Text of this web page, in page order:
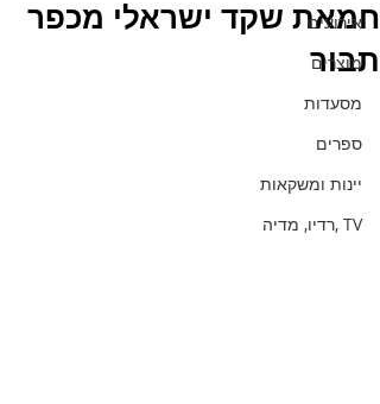
אירועים
מוצרים
מסעדות
ספרים
יינות ומשקאות
TV ,רדיו, מדיה
חמאת שקד ישראלי מכפר
תבור